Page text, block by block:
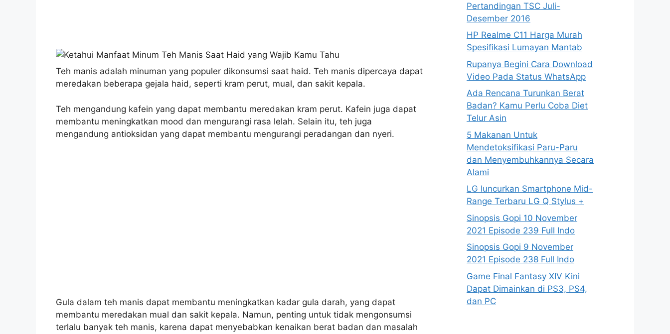
Teh manis adalah minuman yang populer dikonsumsi saat haid. Teh manis dipercaya dapat
meredakan beberapa gejala haid, seperti kram perut, mual, dan sakit kepala.
Teh mengandung kafein yang dapat membantu meredakan kram perut. Kafein juga dapat
membantu meningkatkan mood dan mengurangi rasa lelah. Selain itu, teh juga
mengandung antioksidan yang dapat membantu mengurangi peradangan dan nyeri.
Gula dalam teh manis dapat membantu meningkatkan kadar gula darah, yang dapat
membantu meredakan mual dan sakit kepala. Namun, penting untuk tidak mengonsumsi
terlalu banyak teh manis, karena dapat menyebabkan kenaikan berat badan dan masalah
Pertandingan TSC Juli-
Desember 2016
HP Realme C11 Harga Murah
Spesifikasi Lumayan Mantab
Rupanya Begini Cara Download
Video Pada Status WhatsApp
Ada Rencana Turunkan Berat
Badan? Kamu Perlu Coba Diet
Telur Asin
5 Makanan Untuk
Mendetoksifikasi Paru-Paru
dan Menyembuhkannya Secara
Alami
LG luncurkan Smartphone Mid-
Range Terbaru LG Q Stylus +
Sinopsis Gopi 10 November
2021 Episode 239 Full Indo
Sinopsis Gopi 9 November
2021 Episode 238 Full Indo
Game Final Fantasy XIV Kini
Dapat Dimainkan di PS3, PS4,
dan PC